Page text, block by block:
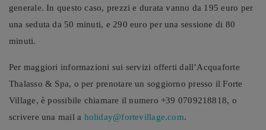
generale. In questo caso, prezzi e durata vanno da 195 euro per
una seduta da 50 minuti, e 290 euro per una sessione di 80
minuti.
Per maggiori informazioni sui servizi offerti dall’Acquaforte
Thalasso & Spa, o per prenotare un soggiorno presso il Forte
Village, è possibile chiamare il numero +39 0709218818, o
scrivere una mail a holiday@fortevillage.com.